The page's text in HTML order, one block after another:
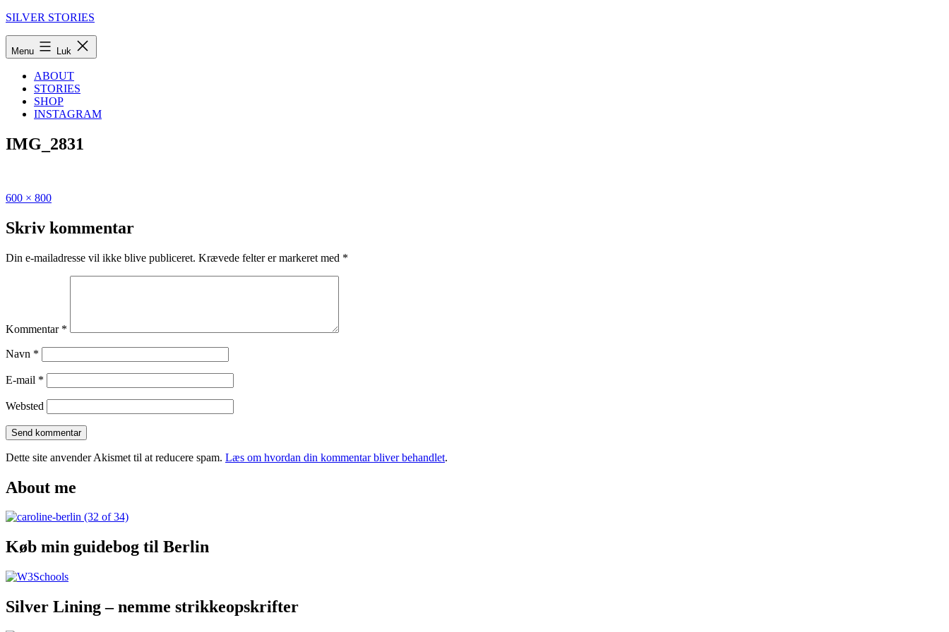
Fortsæt
SILVER STORIES
Menu Luk
ABOUT
STORIES
SHOP
INSTAGRAM
IMG_2831
Udgivet
Hipster
travel
to
Fuld
600 × 800
Skriv kommentar
Din e-mailadresse vil ikke blive publiceret. Krævede felter er markeret med *
Kommentar *
Navn *
E-mail *
Websted
Dette site anvender Akismet til at reducere spam. Læs om hvordan din kommentar bliver behandlet.
About me
Køb min guidebog til Berlin
Silver Lining – nemme strikkeopskrifter